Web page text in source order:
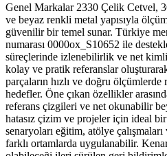
Genel Markalar 2330 Çelik Cetvel,
ve beyaz renkli metal yapısıyla
güvenilir bir temel sunar. Türkiye
numarası 0000ox_S10652 ile
süreçlerinde izlenebilirlik ve net
kolay ve pratik referanslar
parçaların hızlı ve doğru ölçümlerde
hedefler. Öne çıkan özellikler
referans çizgileri ve net okunabilir
hatasız çizim ve projeler için ideal
senaryoları eğitim, atölye
farklı ortamlarda uygulanabilir.